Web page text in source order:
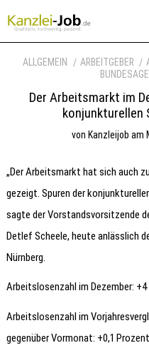
ALLGEMEIN ARBEITGEBER
Der Arbeitsmarkt im
konjunkturellen
von Kanzleijob am
„Der Arbeitsmarkt hat sich auch
gezeigt. Spuren der
sagte der Vorstandsvorsitzende
Detlef Scheele, heute anlässlich
Nürnberg.
Arbeitslosenzahl im Dezember:
Arbeitslosenzahl im
gegenüber Vormonat: +0,1